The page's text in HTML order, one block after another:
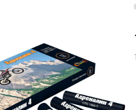
Лимонки, гранаты
Корсары
Летающие и